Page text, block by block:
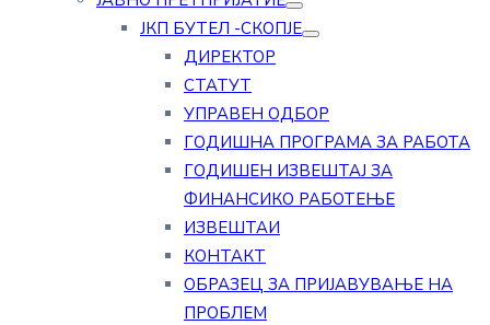
ЈКП БУТЕЛ -СКОПЈЕ
ДИРЕКТОР
СТАТУТ
УПРАВЕН ОДБОР
ГОДИШНА ПРОГРАМА ЗА РАБОТА
ГОДИШЕН ИЗВЕШТАЈ ЗА
ФИНАНСИКО РАБОТЕЊЕ
ИЗВЕШТАИ
КОНТАКТ
ОБРАЗЕЦ ЗА ПРИЈАВУВАЊЕ НА
ПРОБЛЕМ